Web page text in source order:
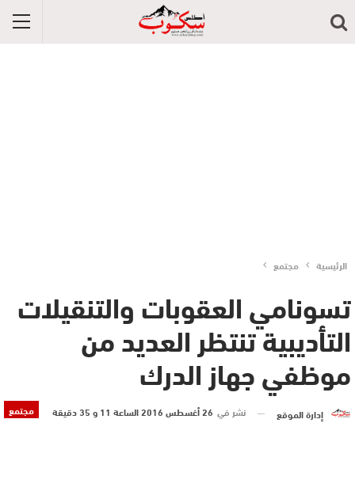
الرئيسية مجتمع
تسونامي العقوبات والتنقيلات
التأديبية تنتظر العديد من
موظفي جهاز الدرك
مجتمع إدارة الموقع نشر في 26 أغسطس 2016 الساعة 11 و 35 دقيقة